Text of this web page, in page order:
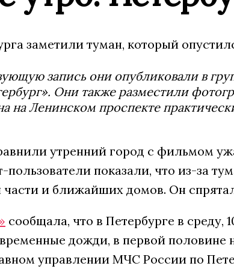
заметили туман, который
запись они опубликовали в
Они также разместили
на Ленинском проспекте
утренний город с фильмом
пользователи показали, что из-за
и ближайших домов. Он
сообщала, что в Петербурге в
дожди, в первой
управлении МЧС России по